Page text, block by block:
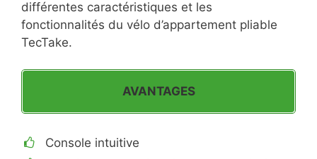
différentes caractéristiques et les
fonctionnalités du vélo d’appartement pliable
TecTake.
AVANTAGES
Console intuitive